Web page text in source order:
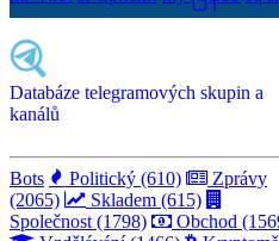
Databáze telegramových skupin a
kanálů
Bots Politický (610)
Zprávy
(2065)
Skladem (615)
Společnost (1798)
Obchod